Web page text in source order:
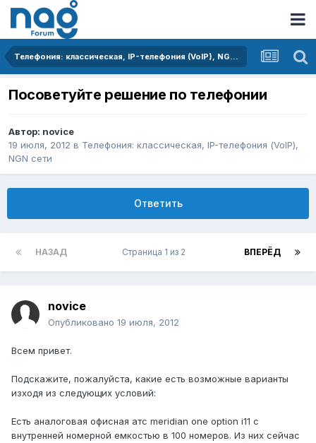
Телефония: классическая, IP-телефония (VoIP), NGN сети
Посоветуйте решение по телефонии
Автор: novice
19 июля, 2012 в Телефония: классическая, IP-телефония (VoIP),
NGN сети
Ответить
НАЗАД ВПЕРЁД
Страница 1 из 2
novice
Опубликовано 19 июля, 2012
Всем привет.
Подскажите, пожалуйста, какие есть возможные варианты
изходя из следующих условий:
Есть аналоговая офисная атс meridian one option i11 с
внутренней номерной емкостью в 100 номеров. Из них сейчас